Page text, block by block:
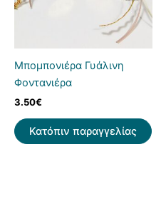
Μπομπονιέρα Γυάλινη
Φοντανιέρα
3.50€
Κατόπιν παραγγελίας